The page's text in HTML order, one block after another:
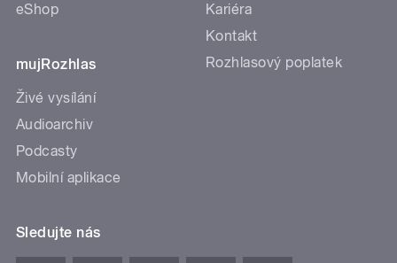
eShop
mujRozhlas
Živé vysílání
Audioarchiv
Podcasty
Mobilní aplikace
Kariéra
Kontakt
Rozhlasový poplatek
Sledujte nás